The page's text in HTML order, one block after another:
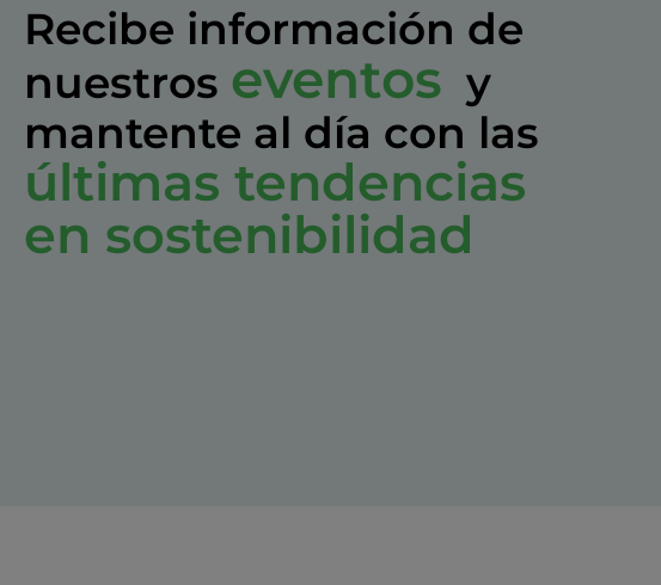
Recibe información de
nuestros eventos y
mantente al día con las
últimas tendencias
en sostenibilidad